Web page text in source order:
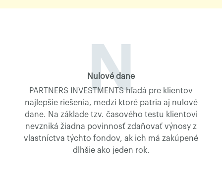
N
Nulové dane
PARTNERS INVESTMENTS hľadá pre klientov
najlepšie riešenia, medzi ktoré patria aj nulové
dane. Na základe tzv. časového testu klientovi
nevzniká žiadna povinnosť zdaňovať výnosy z
vlastníctva týchto fondov, ak ich má zakúpené
dlhšie ako jeden rok.